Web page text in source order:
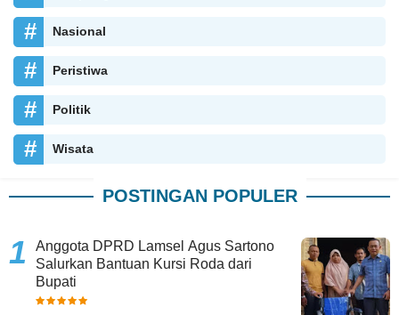
Nasional
Peristiwa
Politik
Wisata
POSTINGAN POPULER
Anggota DPRD Lamsel Agus Sartono
Salurkan Bantuan Kursi Roda dari
Bupati